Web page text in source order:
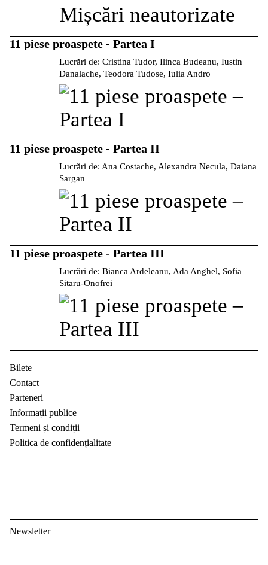
11 piese proaspete - Partea I
Lucrări de: Cristina Tudor, Ilinca Budeanu, Iustin
Danalache, Teodora Tudose, Iulia Andro
11 piese proaspete - Partea II
Lucrări de: Ana Costache, Alexandra Necula, Daiana
Sargan
11 piese proaspete - Partea III
Lucrări de: Bianca Ardeleanu, Ada Anghel, Sofia
Sitaru-Onofrei
Bilete
Contact
Parteneri
Informații publice
Termeni și condiții
Politica de confidențialitate
Newsletter